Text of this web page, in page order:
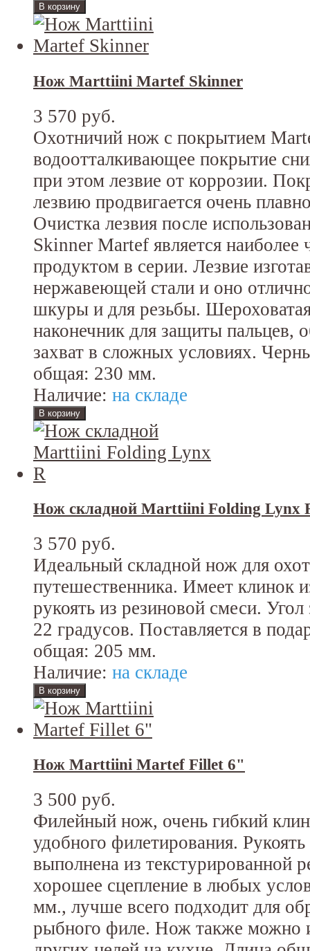
Нож Marttiini Martef Skinner
3 570 руб.
Охотничий нож с покрытием
водоотталкивающее покрытие
при этом лезвие от коррозии.
лезвию продвигается очень
Очистка лезвия после
Skinner Martef является наиболее
продуктом в серии. Лезвие
нержавеющей стали и оно
шкуры и для резьбы.
наконечник для защиты пальцев,
захват в сложных условиях.
общая: 230 мм.
Наличие: на складе
Нож складной Marttiini Folding Lynx
3 570 руб.
Идеальный складной нож для
путешественника. Имеет клинок
рукоять из резиновой смеси. Угол
22 градусов. Поставляется в
общая: 205 мм.
Наличие: на складе
Нож Marttiini Martef Fillet 6"
3 500 руб.
Филейный нож, очень гибкий
удобного филетирования.
выполнена из текстурированной
хорошее сцепление в любых
мм., лучше всего подходит для
рыбного филе. Нож также можно